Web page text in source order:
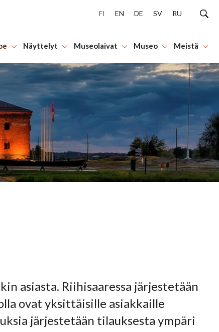
FI EN DE SV RU
Näyttelyt Museolaivat Museo Meistä
asiasta. Riihisaaressa järjestetään
ovat yksittäisille asiakkaille
järjestetään tilauksesta ympäri